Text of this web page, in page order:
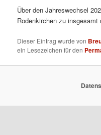
Über den Jahreswechsel
Rodenkirchen zu
Dieser Eintrag wurde von
ein Lesezeichen für den